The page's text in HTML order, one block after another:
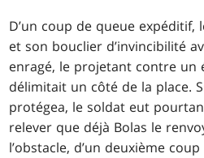
D’un coup de queue
et son bouclier d’invincibilité
enragé, le projetant contre un
délimitait un côté de la place.
protégea, le soldat eut
relever que déjà Bolas le
l’obstacle, d’un deuxième